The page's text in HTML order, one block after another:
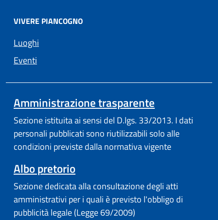
VIVERE PIANCOGNO
Luoghi
Eventi
Amministrazione trasparente
Sezione istituita ai sensi del D.lgs. 33/2013. I dati
personali pubblicati sono riutilizzabili solo alle
condizioni previste dalla normativa vigente
Albo pretorio(apre in un'altra scheda).
Sezione dedicata alla consultazione degli atti
amministrativi per i quali è previsto l'obbligo di
pubblicità legale (Legge 69/2009)